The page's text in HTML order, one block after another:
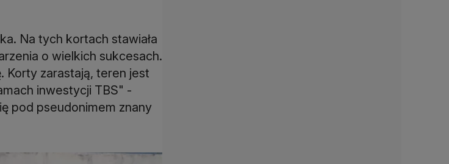
Na tych kortach stawiała
o wielkich sukcesach.
Korty zarastają, teren jest
inwestycji TBS" -
pod pseudonimem znany